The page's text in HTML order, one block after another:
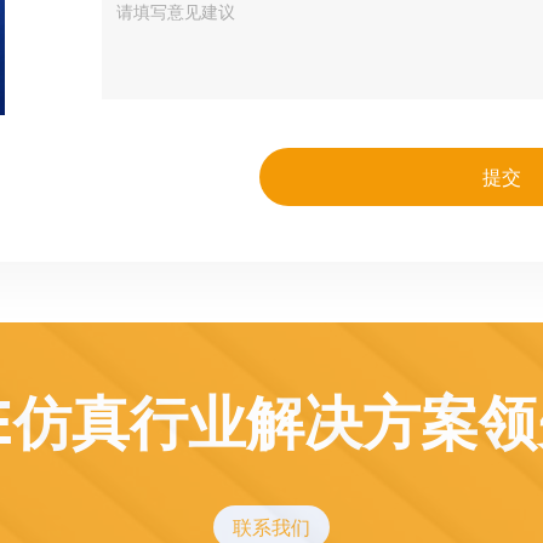
真行业解决方案
联系我们